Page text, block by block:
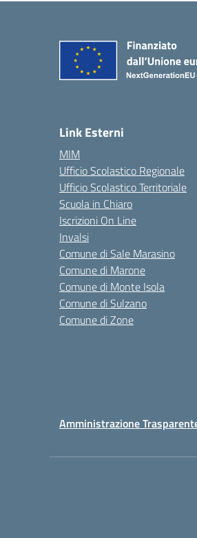
Link Esterni
MIM
Ufficio Scolastico Regionale
Ufficio Scolastico Territoriale
Scuola in Chiaro
Iscrizioni On Line
Invalsi
Comune di Sale Marasino
Comune di Marone
Comune di Monte Isola
Comune di Sulzano
Comune di Zone
Amministrazione